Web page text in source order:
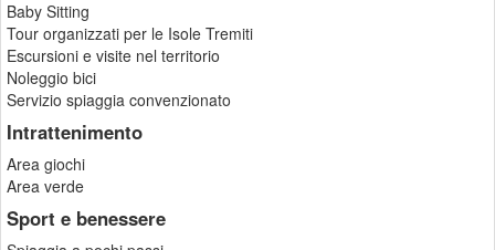
Baby Sitting
Tour organizzati per le Isole Tremiti
Escursioni e visite nel territorio
Noleggio bici
Servizio spiaggia convenzionato
Intrattenimento
Area giochi
Area verde
Sport e benessere